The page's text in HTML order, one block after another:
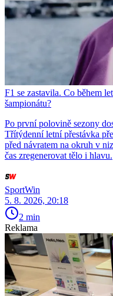
F1 se zastavila. Co během
šampionátu?
Po první polovině sezony
Třítýdenní letní přestávka
před návratem na okruh v
čas zregenerovat tělo i hlavu.
SportWin
5. 8. 2026, 20:18
2 min
Reklama